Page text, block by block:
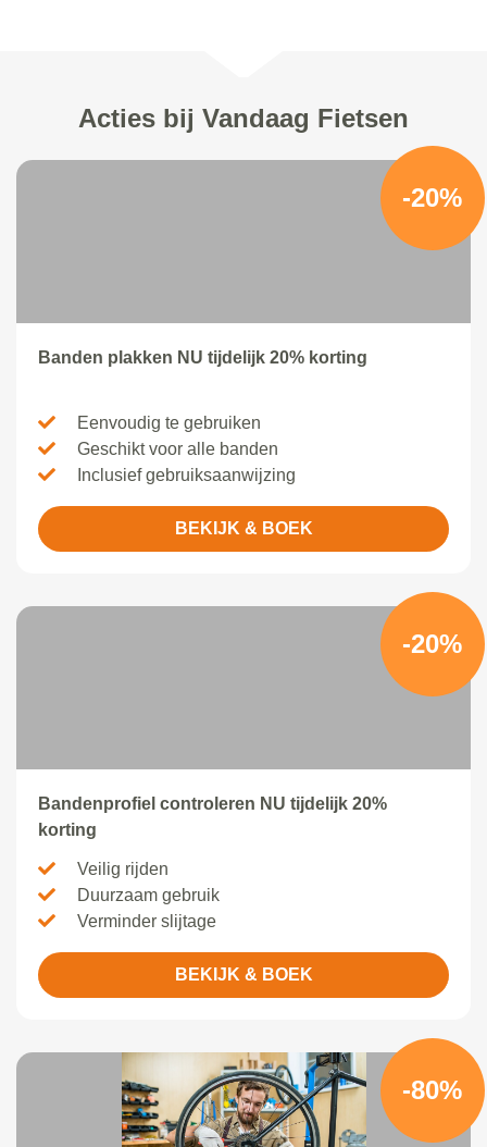
Acties bij Vandaag Fietsen
-20%
Banden plakken NU tijdelijk 20% korting
Eenvoudig te gebruiken
Geschikt voor alle banden
Inclusief gebruiksaanwijzing
BEKIJK & BOEK
-20%
Bandenprofiel controleren NU tijdelijk 20%
korting
Veilig rijden
Duurzaam gebruik
Verminder slijtage
BEKIJK & BOEK
-80%